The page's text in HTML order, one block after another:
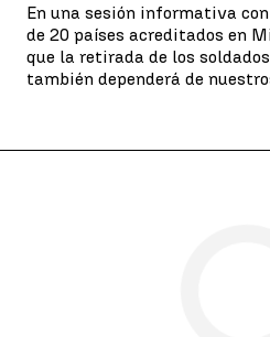
En una sesión informativa
de 20 países acreditados en
que la retirada de los
también dependerá de